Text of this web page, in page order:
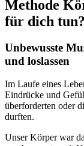
Methode
für dich tun?
Unbewusste
und loslassen
Im Laufe eines
Eindrücke und
überforderten oder
durften.
Unser Körper war